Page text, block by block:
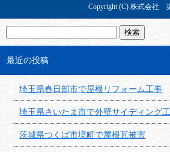
Copyright (C) 株式会社
最近の投稿
埼玉県春日部市で屋根リフォーム工事
埼玉県さいたま市で外壁サイディング
茨城県つくば市境町で屋根瓦被害